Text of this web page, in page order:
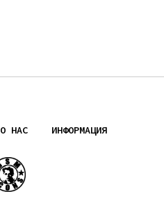
О НАС ИНФОРМАЦИЯ